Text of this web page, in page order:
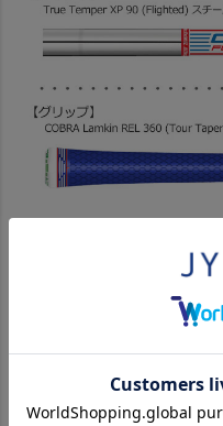
■ブライソン・デシャンボ
適な重心に設定。
■フェース溝も番手別に設